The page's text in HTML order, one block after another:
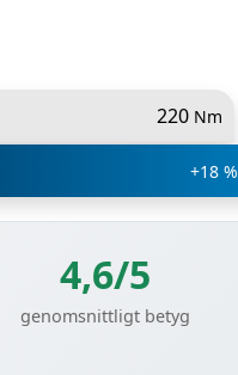
220 Nm
+18 %
4,6/5
genomsnittligt betyg